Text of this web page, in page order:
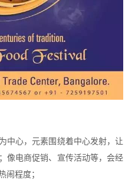
中心，元素围绕着中心发射，让
像电商促销、宣传活动等，会经
闹程度；